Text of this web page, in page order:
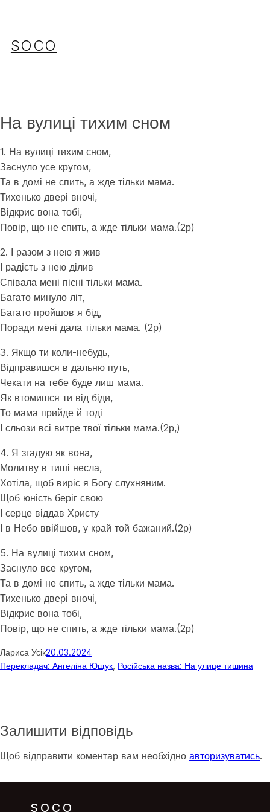
SOCO
На вулиці тихим сном
1. На вулиці тихим сном,
Заснуло усе кругом,
Та в домі не спить, а жде тільки мама.
Тихенько двері вночі,
Відкриє вона тобі,
Повір, що не спить, а жде тільки мама.(2р)
2. І разом з нею я жив
І радість з нею ділив
Співала мені пісні тільки мама.
Багато минуло літ,
Багато пройшов я бід,
Поради мені дала тільки мама. (2р)
3. Якщо ти коли-небудь,
Відправишся в дальню путь,
Чекати на тебе буде лиш мама.
Як втомишся ти від біди,
То мама прийде й тоді
І сльози всі витре твої тільки мама.(2р,)
4. Я згадую як вона,
Молитву в тиші несла,
Хотіла, щоб виріс я Богу слухняним.
Щоб юність беріг свою
І серце віддав Христу
І в Небо ввійшов, у край той бажаний.(2р)
5. На вулиці тихим сном,
Заснуло все кругом,
Та в домі не спить, а жде тільки мама.
Тихенько двері вночі,
Відкриє вона тобі,
Повір, що не спить, а жде тільки мама.(2р)
Лариса Усік20.03.2024
Перекладач: Ангеліна Ющук Російська назва: На улице тишина
Залишити відповідь
Щоб відправити коментар вам необхідно авторизуватись.
SOCO